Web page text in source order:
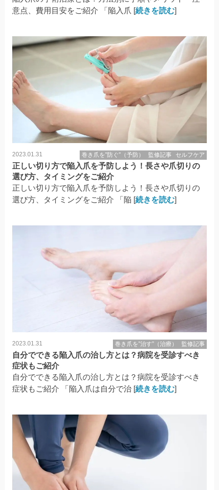
意点、費用目安をご紹介 「陥入爪 [続きを読む]
2023.01.31 巻き爪を”防ぐ”（予防） 監修記事 セルフケア
正しい切り方で陥入爪を予防しよう！長さや爪切りの
選び方、タイミングをご紹介
正しい切り方で陥入爪を予防しよう！長さや爪切りの
選び方、タイミングをご紹介 「陥 [続きを読む]
2023.01.31 巻き爪を”治す”（治療） 監修記事
自分でできる陥入爪の治し方とは？病院を受診すべき
症状もご紹介
自分でできる陥入爪の治し方とは？病院を受診すべき
症状もご紹介 「陥入爪は自分で治 [続きを読む]